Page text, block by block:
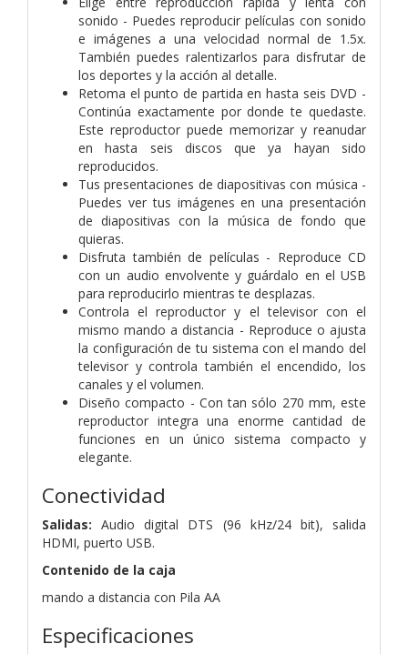
sonido - Puedes reproducir películas con sonido
e imágenes a una velocidad normal de 1.5x.
También puedes ralentizarlos para disfrutar de
los deportes y la acción al detalle.
Retoma el punto de partida en hasta seis DVD -
Continúa exactamente por donde te quedaste.
Este reproductor puede memorizar y reanudar
en hasta seis discos que ya hayan sido
reproducidos.
Tus presentaciones de diapositivas con música -
Puedes ver tus imágenes en una presentación
de diapositivas con la música de fondo que
quieras.
Disfruta también de películas - Reproduce CD
con un audio envolvente y guárdalo en el USB
para reproducirlo mientras te desplazas.
Controla el reproductor y el televisor con el
mismo mando a distancia - Reproduce o ajusta
la configuración de tu sistema con el mando del
televisor y controla también el encendido, los
canales y el volumen.
Diseño compacto - Con tan sólo 270 mm, este
reproductor integra una enorme cantidad de
funciones en un único sistema compacto y
elegante.
Conectividad
Salidas: Audio digital DTS (96 kHz/24 bit), salida
HDMI, puerto USB.
Contenido de la caja
mando a distancia con Pila AA
Especificaciones